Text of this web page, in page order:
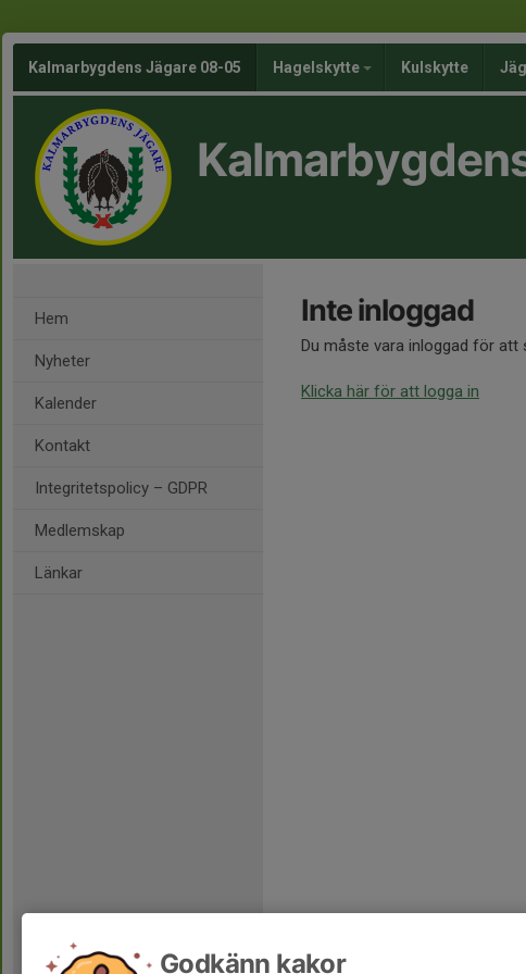
Kalmarbygdens Jägare 08-05 Hagelskytte Kulskytte
Hem
Nyheter
Kalender
Kontakt
Integritetspolicy – GDPR
Medlemskap
Länkar
Inte inloggad
Du måste vara inloggad för att
Klicka här för att logga in
Godkänn kakor